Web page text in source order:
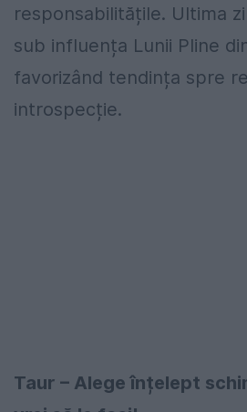
responsabilitățile. Ultima
sub influența Lunii Pline
favorizând tendința spre
introspecție.
Taur – Alege înțelept